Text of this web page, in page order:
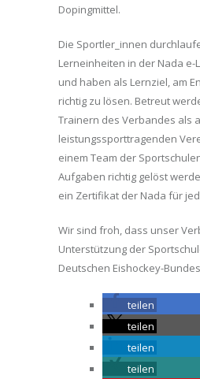
Dopingmittel.
Die Sportler_innen
Lerneinheiten in der Nada e-
und haben als Lernziel, am
richtig zu lösen. Betreut
Trainern des Verbandes als
leistungssporttragenden
einem Team der
Aufgaben richtig gelöst
ein Zertifikat der Nada für
Wir sind froh, dass unser
Unterstützung der
Deutschen Eishockey-
teilen
teilen
teilen
teilen